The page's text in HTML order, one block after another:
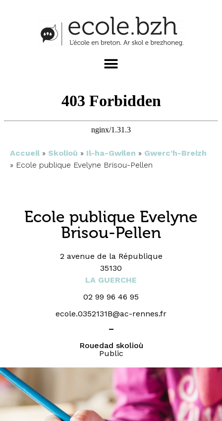
Accueil » Skolioù » Il-ha-Gwilen » Gwerc'h-Breizh
» Ecole publique Evelyne Brisou-Pellen
Ecole publique Evelyne
Brisou-Pellen
2 avenue de la République
35130
LA GUERCHE
02 99 96 46 95
ecole.0352131B@ac-rennes.fr
Rouedad skolioù
Public